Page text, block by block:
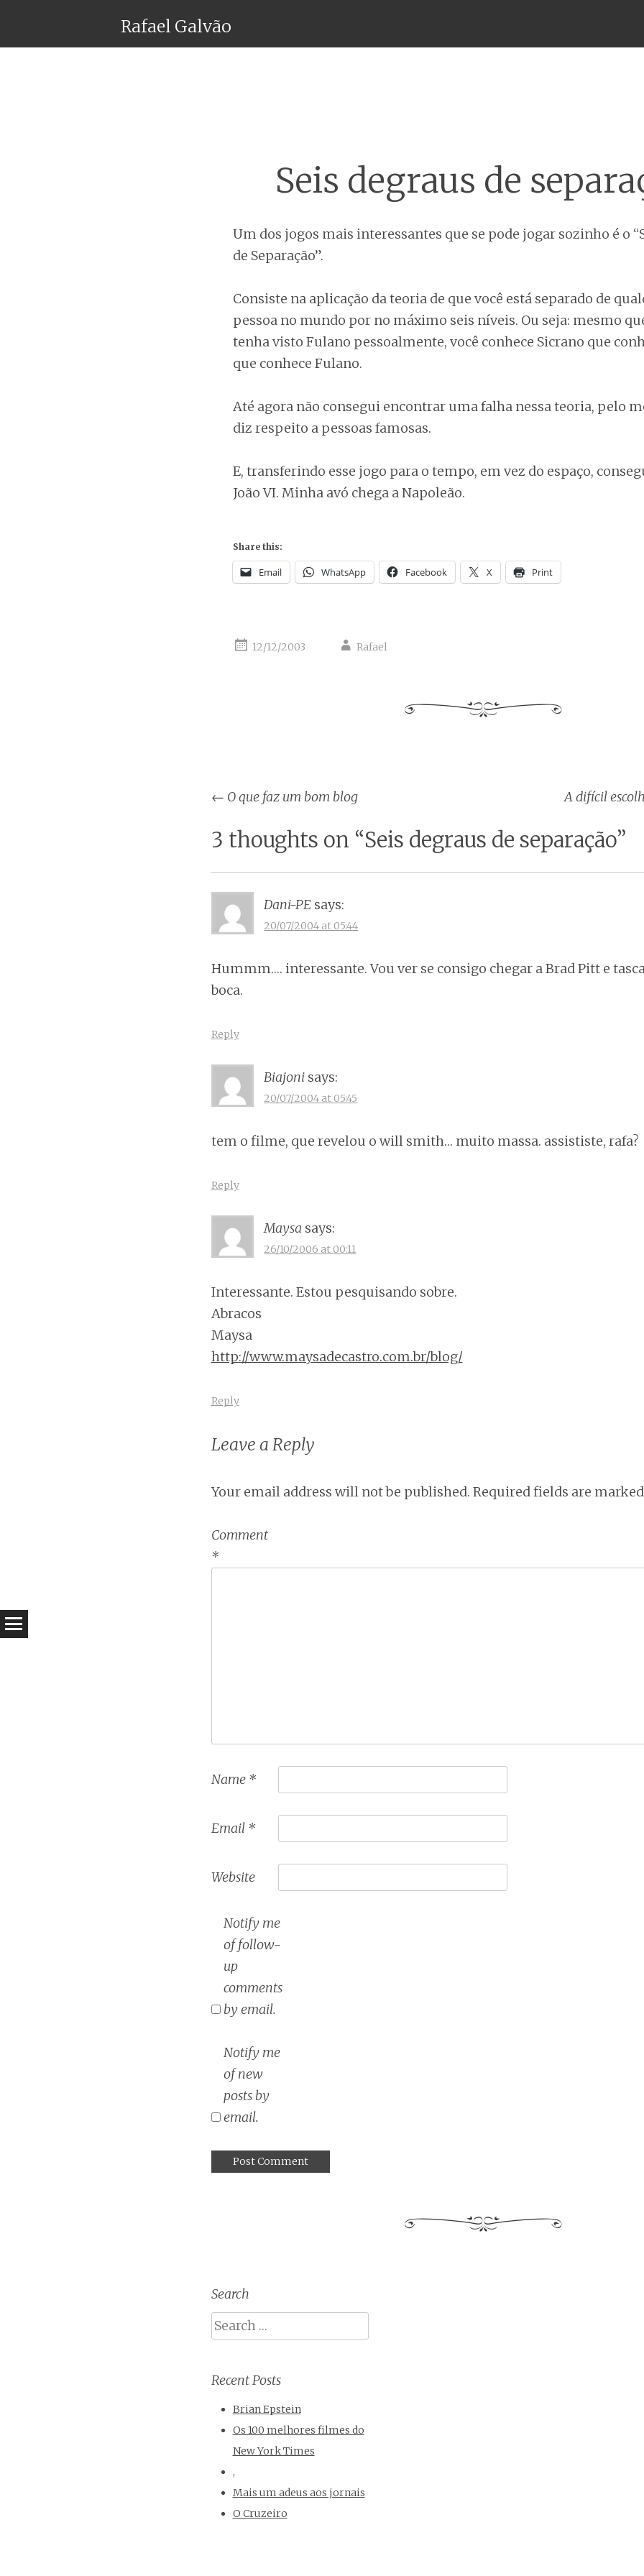
Rafael Galvão
Seis degraus de
Um dos jogos mais interessantes que se pode jogar sozinho é o
de Separação”.
Consiste na aplicação da teoria de que você está separado de
pessoa no mundo por no máximo seis níveis. Ou seja: mesmo
tenha visto Fulano pessoalmente, você conhece Sicrano que
que conhece Fulano.
Até agora não consegui encontrar uma falha nessa teoria, pelo
diz respeito a pessoas famosas.
E, transferindo esse jogo para o tempo, em vez do espaço,
João VI. Minha avó chega a Napoleão.
Share this:
Email WhatsApp Facebook X Print
12/12/2003 Rafael
Post
navigation
← O que faz um bom blog A difícil
3 thoughts on “Seis degraus de separação”
Dani-PE says:
20/07/2004 at 05:44
Hummm…. interessante. Vou ver se consigo chegar a Brad Pitt e
boca.
Reply
Biajoni says:
20/07/2004 at 05:45
tem o filme, que revelou o will smith… muito massa. assististe, rafa?
Reply
Maysa says:
26/10/2006 at 00:11
Interessante. Estou pesquisando sobre.
Abracos
Maysa
http://www.maysadecastro.com.br/blog/
Reply
Leave a Reply
Your email address will not be published. Required fields are
Comment
*
Name *
Email *
Website
Notify me
of follow-
up
comments
by email.
Notify me
of new
posts by
email.
Search
Search
Recent Posts
Brian Epstein
Os 100 melhores filmes do
New York Times
,
Mais um adeus aos jornais
O Cruzeiro